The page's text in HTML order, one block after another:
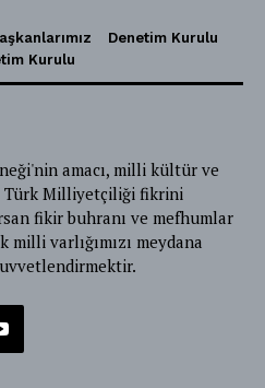
Denetim Kurulu
Kurulu
amacı, milli kültür ve
Türk Milliyetçiliği fikrini
fikir buhranı ve mefhumlar
varlığımızı meydana